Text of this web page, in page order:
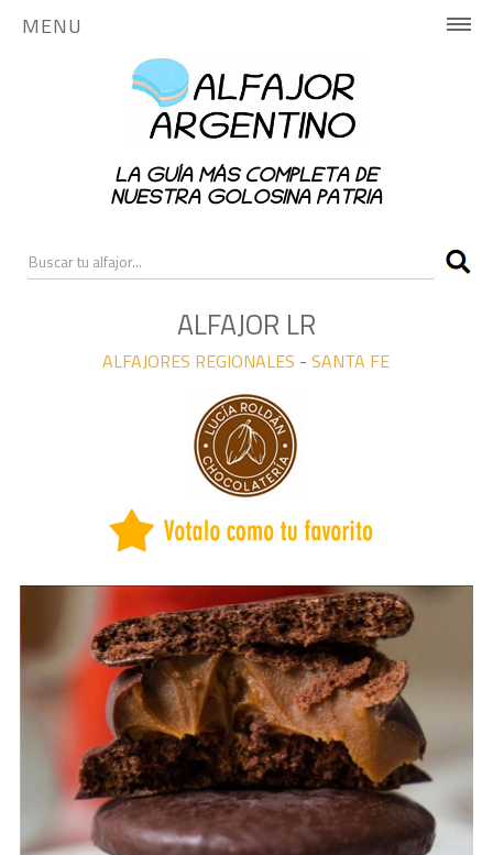
MENU
PUBLICA AQUÍ
NOTICIAS
CONTACTO
ALFAJORES NACIONALES
ALFAJORES REGIONALES
BUENOS AIRES
CAPITAL FEDERAL
CATAMARCA
CHACO
CORDOBA
CORRIENTES
LA GUÍA MÁS COMPLETA DE
NUESTRA GOLOSINA PATRIA
ALFAJOR LR
ALFAJORES REGIONALES -SANTA FE